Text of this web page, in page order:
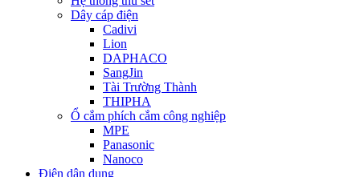
Dây cáp điện
Cadivi
Lion
DAPHACO
SangJin
Tài Trường Thành
THIPHA
Ổ cắm phích cắm công nghiệp
MPE
Panasonic
Nanoco
Điện dân dụng